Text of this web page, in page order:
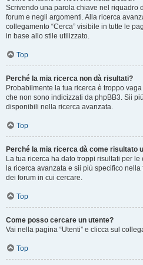
Scrivendo una parola chiave nel riquadro
forum e negli argomenti. Alla ricerca
collegamento “Cerca” visibile in tutte le
in base allo stile utilizzato.
Top
Perché la mia ricerca non dà risultati?
Probabilmente la tua ricerca è troppo
che non sono indicizzati da phpBB3. Sii
disponibili nella ricerca avanzata.
Top
Perché la mia ricerca dà come risultato
La tua ricerca ha dato troppi risultati per
la ricerca avanzata e sii più specifico
dei forum in cui cercare.
Top
Come posso cercare un utente?
Vai nella pagina “Utenti” e clicca sul
Top